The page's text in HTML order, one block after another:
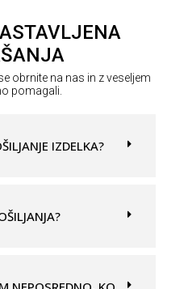
obrnite na nas in z veseljem
pomagali.
IZDELKA?